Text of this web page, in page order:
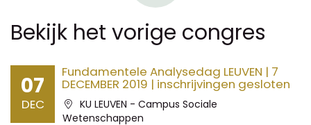
Bekijk het vorige congres
07
DEC
Fundamentele Analysedag LEUVEN | 7
DECEMBER 2019 | inschrijvingen gesloten
Locatie:
KU LEUVEN - Campus Sociale
Wetenschappen